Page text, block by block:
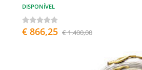
DISPONÍVEL
€ 866,25 € 1.400,00